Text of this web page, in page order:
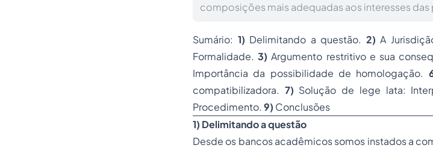
composições mais adequadas aos interesses das
Sumário: 1) Delimitando a questão. 2) A
Formalidade.3) Argumento restritivo e sua
Importância da possibilidade de homologação.
compatibilizadora. 7) Solução de lege lata:
Procedimento. 9) Conclusões
1) Delimitando a questão
Desde os bancos acadêmicos somos instados a